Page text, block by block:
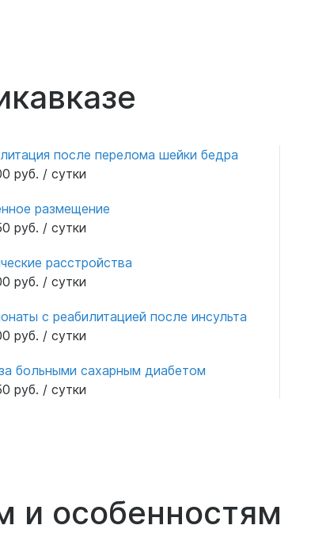
после перелома шейки бедра
руб. / сутки
размещение
руб. / сутки
расстройства
руб. / сутки
с реабилитацией после инсульта
руб. / сутки
больными сахарным диабетом
руб. / сутки
и особенностям